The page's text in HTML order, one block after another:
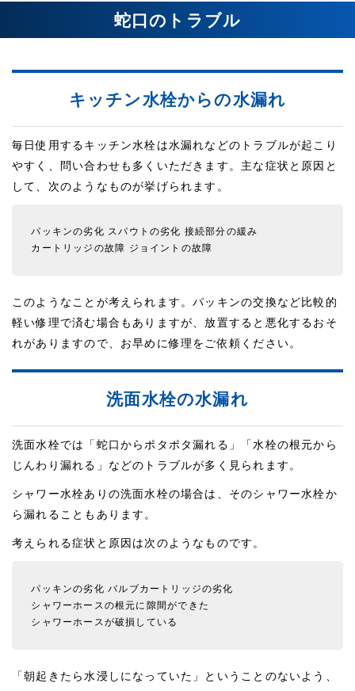
蛇口のトラブル
キッチン水栓からの水漏れ
毎日使用するキッチン水栓は水漏れなどのトラブルが起こり
やすく、問い合わせも多くいただきます。主な症状と原因と
して、次のようなものが挙げられます。
パッキンの劣化 スパウトの劣化 接続部分の緩み
カートリッジの故障 ジョイントの故障
このようなことが考えられます。パッキンの交換など比較的
軽い修理で済む場合もありますが、放置すると悪化するおそ
れがありますので、お早めに修理をご依頼ください。
洗面水栓の水漏れ
洗面水栓では「蛇口からポタポタ漏れる」「水栓の根元から
じんわり漏れる」などのトラブルが多く見られます。
シャワー水栓ありの洗面水栓の場合は、そのシャワー水栓か
ら漏れることもあります。
考えられる症状と原因は次のようなものです。
パッキンの劣化 バルブカートリッジの劣化
シャワーホースの根元に隙間ができた
シャワーホースが破損している
「朝起きたら水浸しになっていた」ということのないよう、